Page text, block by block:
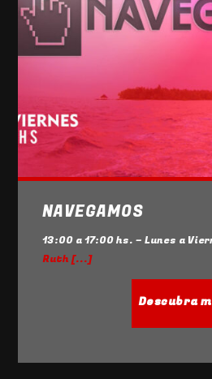
NAVEGAMOS
13:00 a 17:00 hs. – Lunes a
Ruth [...]
Descubra